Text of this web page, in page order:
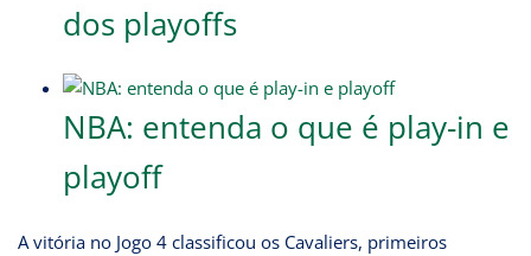
dos playoffs
NBA: entenda o que é play-in e
playoff
A vitória no Jogo 4 classificou os Cavaliers, primeiros